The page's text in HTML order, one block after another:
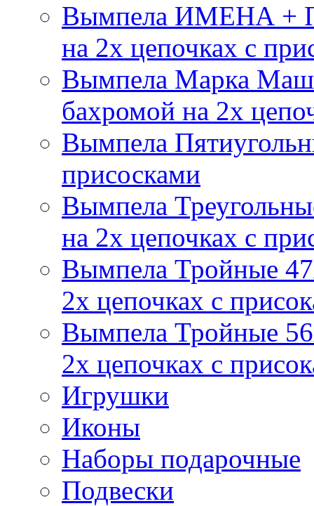
Вымпела ИМЕНА +
на 2х цепочках с
Вымпела Марка
бахромой на 2х
Вымпела
присосками
Вымпела
на 2х цепочках с
Вымпела Тройные
2х цепочках с
Вымпела Тройные
2х цепочках с
Игрушки
Иконы
Наборы подарочные
Подвески